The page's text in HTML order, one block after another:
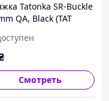
Tatonka SR-Buckle
QA, Black (TAT
25 mm QA,
(TAT
Смотреть